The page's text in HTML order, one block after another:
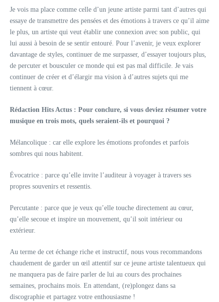
Je vois ma place comme celle d’un jeune artiste parmi tant d’autres qui
essaye de transmettre des pensées et des émotions à travers ce qu’il aime
le plus, un artiste qui veut établir une connexion avec son public, qui
lui aussi à besoin de se sentir entouré. Pour l’avenir, je veux explorer
davantage de styles, continuer de me surpasser, d’essayer toujours plus,
de percuter et bousculer ce monde qui est pas mal difficile. Je vais
continuer de créer et d’élargir ma vision à d’autres sujets qui me
tiennent à cœur.
Rédaction Hits Actus : Pour conclure, si vous deviez résumer votre
musique en trois mots, quels seraient-ils et pourquoi ?
Mélancolique : car elle explore les émotions profondes et parfois
sombres qui nous habitent.
Évocatrice : parce qu’elle invite l’auditeur à voyager à travers ses
propres souvenirs et ressentis.
Percutante : parce que je veux qu’elle touche directement au cœur,
qu’elle secoue et inspire un mouvement, qu’il soit intérieur ou
extérieur.
Au terme de cet échange riche et instructif, nous vous recommandons
chaudement de garder un œil attentif sur ce jeune artiste talentueux qui
ne manquera pas de faire parler de lui au cours des prochaines
semaines, prochains mois. En attendant, (re)plongez dans sa
discographie et partagez votre enthousiasme !